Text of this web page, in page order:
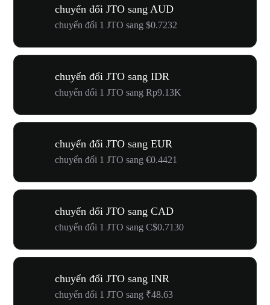
chuyển đổi JTO sang AUD
chuyển đổi 1 JTO sang $0.7232
chuyển đổi JTO sang IDR
chuyển đổi 1 JTO sang Rp9.13K
chuyển đổi JTO sang EUR
chuyển đổi 1 JTO sang €0.4421
chuyển đổi JTO sang CAD
chuyển đổi 1 JTO sang C$0.7130
chuyển đổi JTO sang INR
chuyển đổi 1 JTO sang ₹48.63